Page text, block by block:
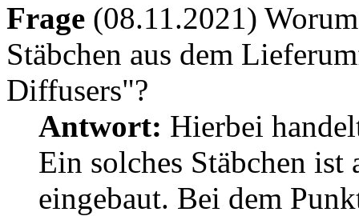
Frage (08.11.2021)
Stäbchen aus dem
Diffusers"?
Antwort: Hierbei
Ein solches Stäbchen ist
eingebaut. Bei dem